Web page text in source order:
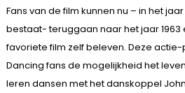
Fans van de film kunnen nu – in het
bestaat- teruggaan naar het jaar 1963
favoriete film zelf beleven. Deze
Dancing fans de mogelijkheid het
leren dansen met het danskoppel